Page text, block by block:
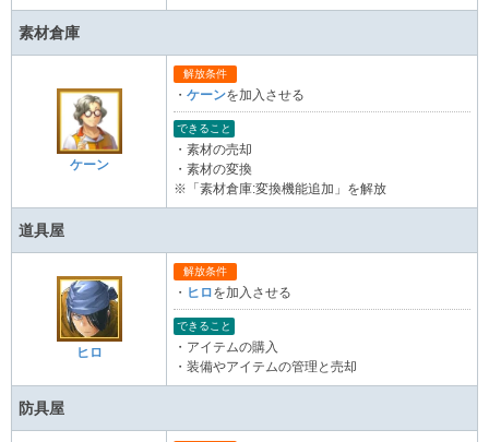
素材倉庫
ケーン
解放条件
・ ケーンを加入させる
できること
・素材の売却
・素材の変換
※「素材倉庫:変換機能追加」を解放
道具屋
ヒロ
解放条件
・ ヒロ を加入させる
できること
・アイテムの購入
・装備やアイテムの管理と売却
防具屋